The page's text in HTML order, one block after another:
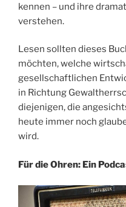
kennen – und ihre
verstehen.
Lesen sollten dieses
möchten, welche
gesellschaftlichen
in Richtung
diejenigen, die
heute immer noch
wird.
Für die Ohren: Ein